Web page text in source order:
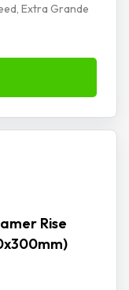
Extra Grande
Rise